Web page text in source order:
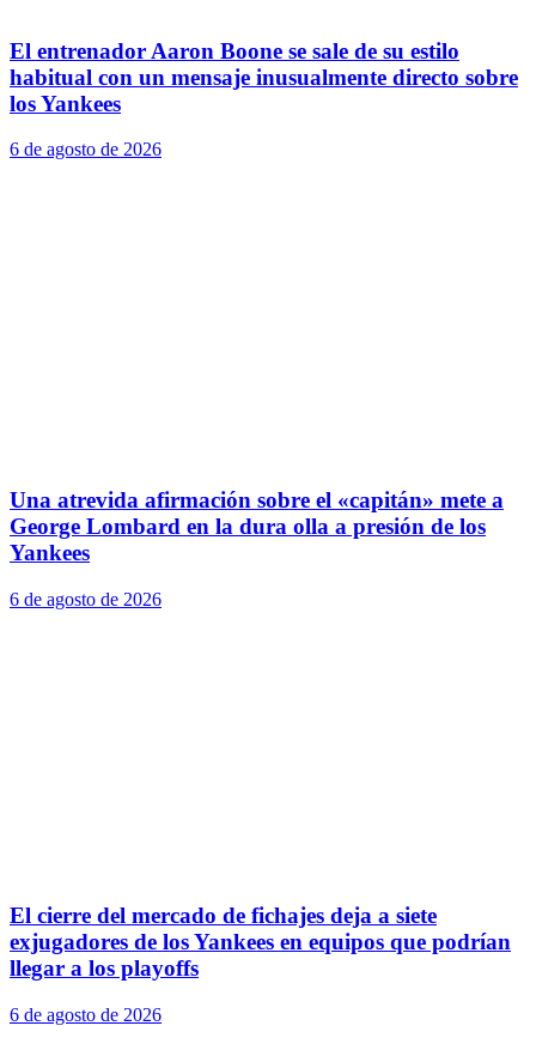
El entrenador Aaron Boone se sale de su estilo
habitual con un mensaje inusualmente directo sobre
los Yankees
6 de agosto de 2026
Una atrevida afirmación sobre el «capitán» mete a
George Lombard en la dura olla a presión de los
Yankees
6 de agosto de 2026
El cierre del mercado de fichajes deja a siete
exjugadores de los Yankees en equipos que podrían
llegar a los playoffs
6 de agosto de 2026